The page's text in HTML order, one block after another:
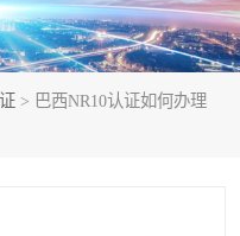
> 巴西NR10认证如何办理
巴西NR认证
RETIE认证